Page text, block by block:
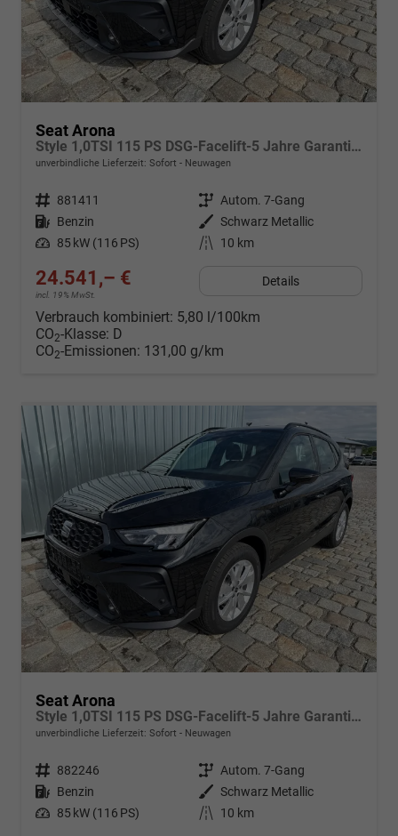
Seat Arona
Style 1,0TSI 115 PS DSG-Facelift-5 Jahre Garantie-Parklenkassistent-PDC vorne&hinten-Rückfahrkamera-LED-ACC-DAB-Fernlichtassistent-ISOFIX-variabler Ladeboden-Sitzheizung-FULL Link-Alu 16"-Sofort
unverbindliche Lieferzeit: Sofort Neuwagen
Fahrzeugnr. 881411 Getriebe Autom. 7-Gang
Kraftstoff Benzin Außenfarbe Schwarz Metallic
Leistung 85 kW (116 PS) Kilometerstand 10 km
24.541,– €
incl. 19% MwSt.
Details
Verbrauch kombiniert: 5,80 l/100km
CO2-Klasse: D
CO2-Emissionen: 131,00 g/km
Seat Arona
Style 1,0TSI 115 PS DSG-Facelift-5 Jahre Garantie-Parklenkassistent-PDC vorne&hinten-Rückfahrkamera-LED-ACC-DAB-Fernlichtassistent-ISOFIX-variabler Ladeboden-Sitzheizung-FULL Link-Alu 16"-Sofort
unverbindliche Lieferzeit: Sofort Neuwagen
Fahrzeugnr. 882246 Getriebe Autom. 7-Gang
Kraftstoff Benzin Außenfarbe Schwarz Metallic
Leistung 85 kW (116 PS) Kilometerstand 10 km